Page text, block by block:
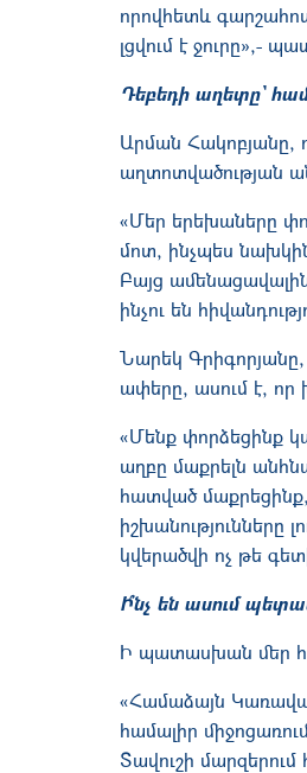
որովհետև
լցվում է ջուրը»,-
Դեբեդի աղետը՝
Արման Հակոբյանը,
աղտոտվածության
«Մեր երեխաները
մոտ, ինչպես
Բայց
ինչու են
Նարեկ
ափերը, ասում է, որ
«Մենք փորձեցինք
աղբը մաքրելն
հատված
կվերածվի ոչ թե
Ի՞նչ են ասում
Ի պատասխան մեր
«Համաձայն
համալիր
Տավուշի